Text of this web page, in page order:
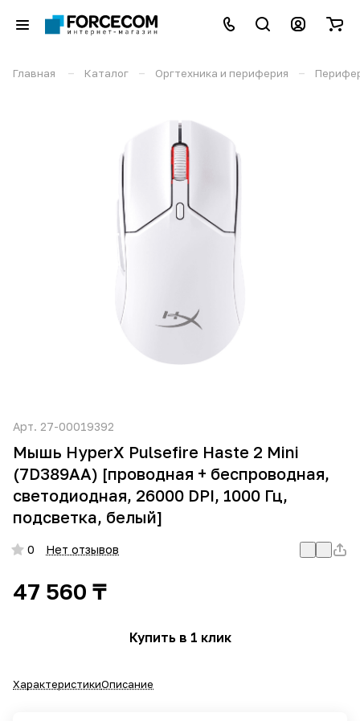
Главная – Каталог – Оргтехника и периферия –
Арт. 27-00019392
Мышь HyperX Pulsefire Haste 2 Mini
(7D389AA) [проводная + беспроводная,
светодиодная, 26000 DPI, 1000 Гц,
подсветка, белый]
0 Нет отзывов
47 560 ₸
Купить в 1 клик
ХарактеристикиОписание